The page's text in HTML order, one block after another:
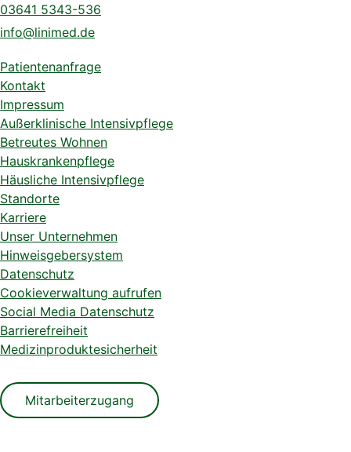
03641 5343-536
info@linimed.de
Patientenanfrage
Kontakt
Impressum
Außerklinische Intensivpflege
Betreutes Wohnen
Hauskrankenpflege
Häusliche Intensivpflege
Standorte
Karriere
Unser Unternehmen
Hinweisgebersystem
Datenschutz
Cookieverwaltung aufrufen
Social Media Datenschutz
Barrierefreiheit
Medizinproduktesicherheit
Mitarbeiterzugang